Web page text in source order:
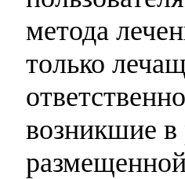
метода
только
возникшие в